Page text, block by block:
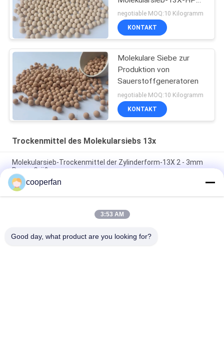
für erzeugen die
Sauerstoff-Herstellung
negotiable MOQ:10 Kilogramm
KONTAKT
Molekulare Siebe zur
Produktion von
Sauerstoffgeneratoren
negotiable MOQ:10 Kilogramm
KONTAKT
Trockenmittel des Molekularsiebs 13x
Molekularsieb-Trockenmittel der Zylinderform-13X 2 - 3mm
Poren-Größe
Molekularsieb-trocknende Kugel-Schüttdichte 0.75g/Ml des
Zeolith-13X
Zylinderförmige Kugel des Molekularsieb-13X 2 - 3mm Poren-
cooperfan
3:53 AM
Good day, what product are you looking for?